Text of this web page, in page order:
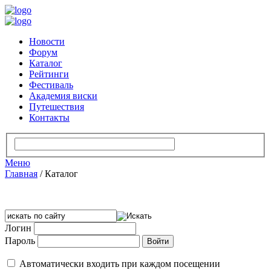
Новости
Форум
Каталог
Рейтинги
Фестиваль
Академия виски
Путешествия
Контакты
Меню
Главная /Каталог
Логин
Пароль
Автоматически входить при каждом посещении